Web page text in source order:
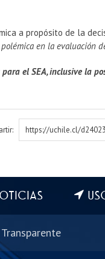
a propósito de la
en la evaluación
el SEA, inclusive la
https://uchile.cl/